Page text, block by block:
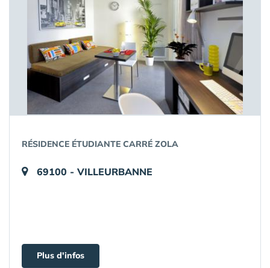
RÉSIDENCE ÉTUDIANTE CARRÉ ZOLA
69100 - VILLEURBANNE
Plus d'infos